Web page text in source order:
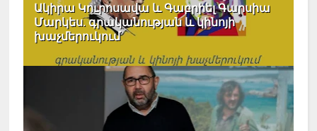
Ակիրա Կուրոսավա և Գաբրիել Գարսիա
Մարկես. գրականության և կինոյի
խաչմերուկում